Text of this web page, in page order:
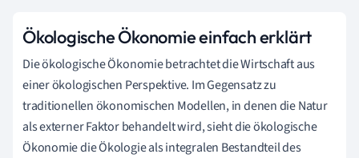
Ökologische Ökonomie einfach erklärt
Die ökologische Ökonomie betrachtet die Wirtschaft aus
einer ökologischen Perspektive. Im Gegensatz zu
traditionellen ökonomischen Modellen, in denen die Natur
als externer Faktor behandelt wird, sieht die ökologische
Ökonomie die Ökologie als integralen Bestandteil des